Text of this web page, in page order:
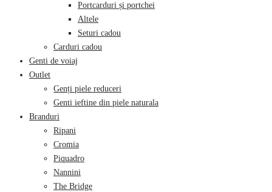
Portcarduri și portchei
Altele
Seturi cadou
Carduri cadou
Genti de voiaj
Outlet
Genți piele reduceri
Genti ieftine din piele naturala
Branduri
Ripani
Cromia
Piquadro
Nannini
The Bridge